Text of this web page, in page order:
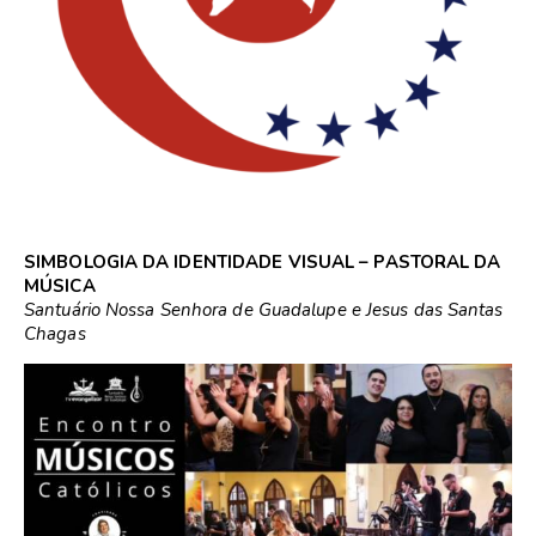
SIMBOLOGIA DA IDENTIDADE VISUAL – PASTORAL DA
MÚSICA
Santuário Nossa Senhora de Guadalupe e Jesus das Santas
Chagas
PERTOS DA MÃE, PERSEVERANTES NO CAMINHO DE
JESUS
A identidade visual da Pastoral da Música do
Santuário Nossa Senhora de Guadalupe e Jesus das Santas
Chagas une elementos musicais e da fé cristã para
transmitir o sentido de sua ação. De forma geral, os traços
da logomarca modelam o formato de um violão